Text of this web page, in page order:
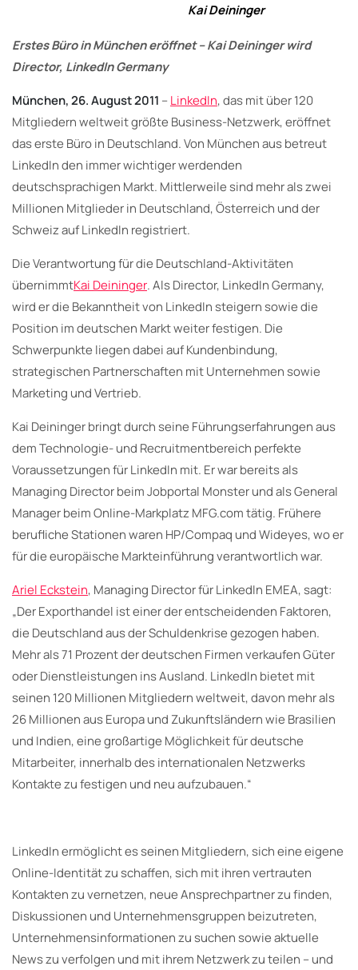
Kai Deininger
Erstes Büro in München eröffnet – Kai Deininger wird
Director, LinkedIn Germany
München, 26. August 2011 –LinkedIn, das mit über 120
Mitgliedern weltweit größte Business-Netzwerk, eröffnet
das erste Büro in Deutschland. Von München aus betreut
LinkedIn den immer wichtiger werdenden
deutschsprachigen Markt. Mittlerweile sind mehr als zwei
Millionen Mitglieder in Deutschland, Österreich und der
Schweiz auf LinkedIn registriert.
Die Verantwortung für die Deutschland-Aktivitäten
übernimmtKai Deininger. Als Director, LinkedIn Germany,
wird er die Bekanntheit von LinkedIn steigern sowie die
Position im deutschen Markt weiter festigen. Die
Schwerpunkte liegen dabei auf Kundenbindung,
strategischen Partnerschaften mit Unternehmen sowie
Marketing und Vertrieb.
Kai Deininger bringt durch seine Führungserfahrungen aus
dem Technologie- und Recruitmentbereich perfekte
Voraussetzungen für LinkedIn mit. Er war bereits als
Managing Director beim Jobportal Monster und als General
Manager beim Online-Markplatz MFG.com tätig. Frühere
berufliche Stationen waren HP/Compaq und Wideyes, wo er
für die europäische Markteinführung verantwortlich war.
Ariel Eckstein, Managing Director für LinkedIn EMEA, sagt:
„Der Exporthandel ist einer der entscheidenden Faktoren,
die Deutschland aus der Schuldenkrise gezogen haben.
Mehr als 71 Prozent der deutschen Firmen verkaufen Güter
oder Dienstleistungen ins Ausland. LinkedIn bietet mit
seinen 120 Millionen Mitgliedern weltweit, davon mehr als
26 Millionen aus Europa und Zukunftsländern wie Brasilien
und Indien, eine großartige Möglichkeit für deutsche
Mitarbeiter, innerhalb des internationalen Netzwerks
Kontakte zu festigen und neu aufzubauen.“
LinkedIn ermöglicht es seinen Mitgliedern, sich eine eigene
Online-Identität zu schaffen, sich mit ihren vertrauten
Kontakten zu vernetzen, neue Ansprechpartner zu finden,
Diskussionen und Unternehmensgruppen beizutreten,
Unternehmensinformationen zu suchen sowie aktuelle
News zu verfolgen und mit ihrem Netzwerk zu teilen – und